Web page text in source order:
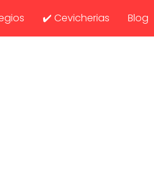
✔️ Cevicherias Blog